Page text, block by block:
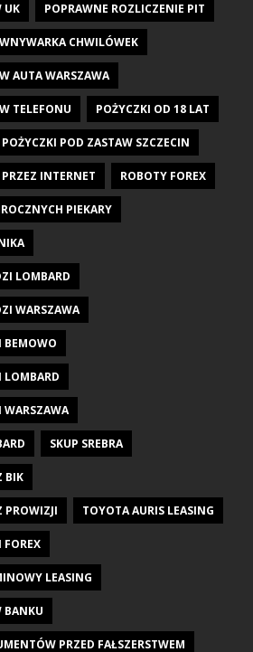
UK POPRAWNE ROZLICZENIE PIT
CHWILÓWEK
AUTA WARSZAWA
TELEFONU POŻYCZKI OD 18 LAT
POŻYCZKI POD ZASTAW SZCZECIN
INTERNET ROBOTY FOREX
PIEKARY
LOMBARD
WARSZAWA
BEMOWO
LOMBARD
WARSZAWA
SKUP SREBRA
BIK
PROWIZJI TOYOTA AURIS LEASING
FOREX
LEASING
BANKU
PRZED FAŁSZERSTWEM